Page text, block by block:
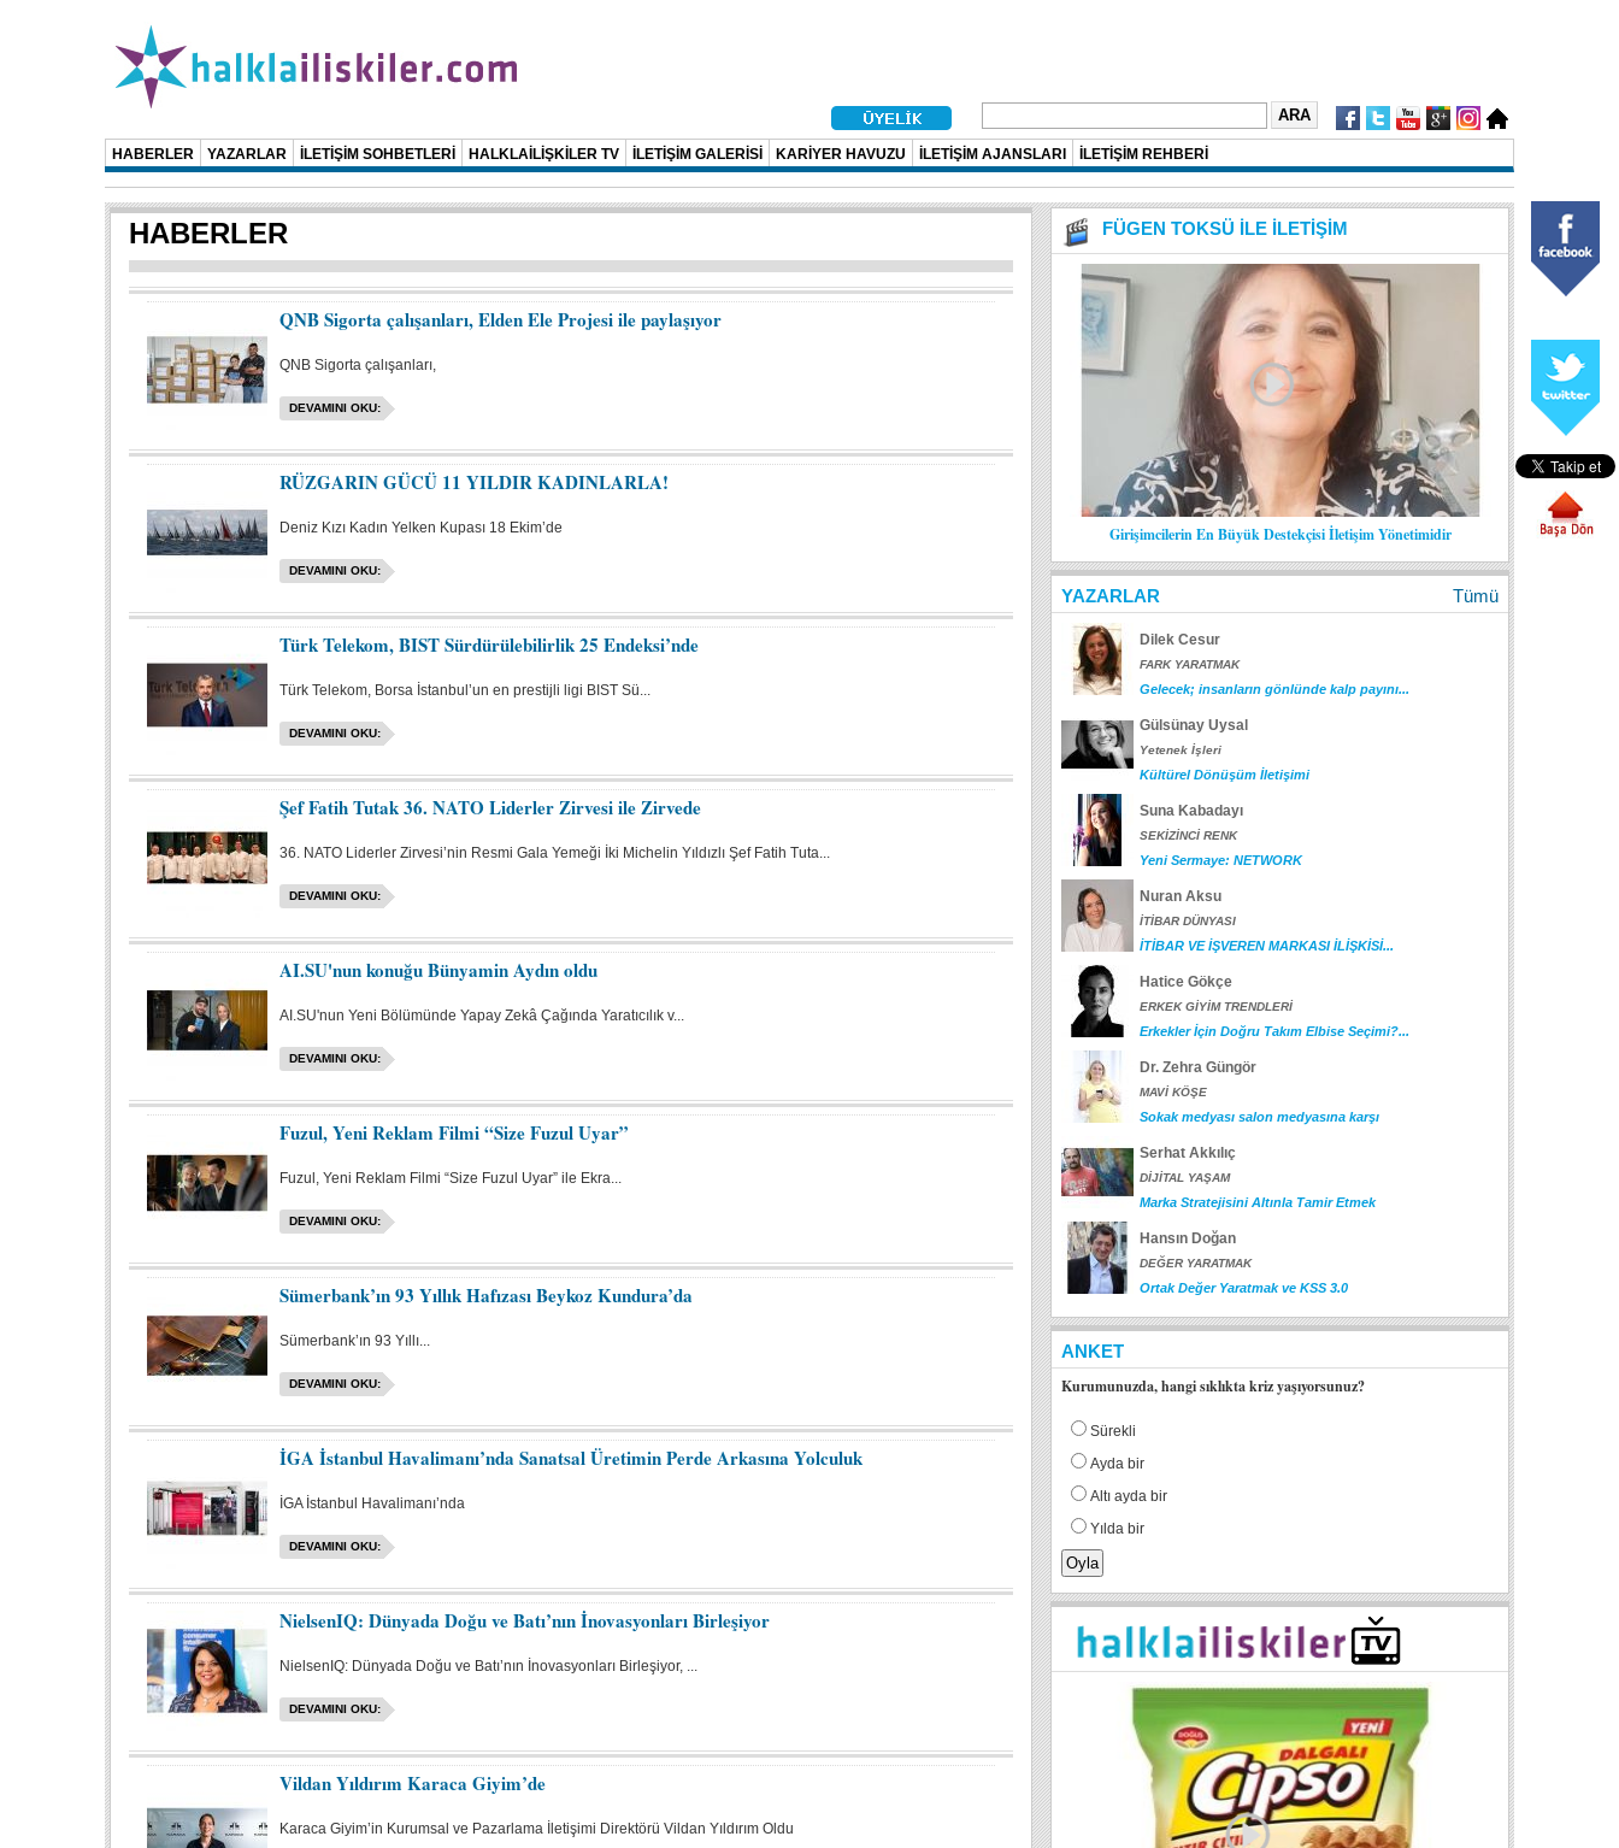
HABERLER YAZARLAR İLETİŞİM SOHBETLERİ HALKLAİLİŞKİLER TV İLETİŞİM GALERİSİ KARİYER HAVUZU İLETİŞİM AJANSLARI İLETİŞİM REHBERİ
HABERLER
QNB Sigorta çalışanları, Elden Ele Projesi ile paylaşıyor
QNB Sigorta çalışanları,
DEVAMINI OKU:
RÜZGARIN GÜCÜ 11 YILDIR KADINLARLA!
Deniz Kızı Kadın Yelken Kupası 18 Ekim’de
DEVAMINI OKU:
Türk Telekom, BIST Sürdürülebilirlik 25 Endeksi’nde
Türk Telekom, Borsa İstanbul’un en prestijli ligi BIST Sü...
DEVAMINI OKU:
Şef Fatih Tutak 36. NATO Liderler Zirvesi ile Zirvede
36. NATO Liderler Zirvesi’nin Resmi Gala Yemeği İki Michelin Yıldızlı Şef Fatih Tuta...
DEVAMINI OKU:
AI.SU'nun konuğu Bünyamin Aydın oldu
AI.SU'nun Yeni Bölümünde Yapay Zekâ Çağında Yaratıcılık v...
DEVAMINI OKU:
Fuzul, Yeni Reklam Filmi “Size Fuzul Uyar”
Fuzul, Yeni Reklam Filmi “Size Fuzul Uyar” ile Ekra...
DEVAMINI OKU:
Sümerbank’ın 93 Yıllık Hafızası Beykoz Kundura’da
Sümerbank’ın 93 Yıllı...
DEVAMINI OKU:
İGA İstanbul Havalimanı’nda Sanatsal Üretimin Perde Arkasına Yolculuk
İGA İstanbul Havalimanı’nda
DEVAMINI OKU:
NielsenIQ: Dünyada Doğu ve Batı’nın İnovasyonları Birleşiyor
NielsenIQ: Dünyada Doğu ve Batı’nın İnovasyonları Birleşiyor, ...
DEVAMINI OKU:
Vildan Yıldırım Karaca Giyim’de
Karaca Giyim’in Kurumsal ve Pazarlama İletişimi Direktörü Vildan Yıldırım Oldu
FÜGEN TOKSÜ İLE İLETİŞİM
Girişimcilerin En Büyük Destekçisi İletişim Yönetimidir
YAZARLAR Tümü
Dilek Cesur
FARK YARATMAK
Gelecek; insanların gönlünde kalp payını...
Gülsünay Uysal
Yetenek İşleri
Kültürel Dönüşüm İletişimi
Suna Kabadayı
SEKİZİNCİ RENK
Yeni Sermaye: NETWORK
Nuran Aksu
İTİBAR DÜNYASI
İTİBAR VE İŞVEREN MARKASI İLİŞKİSİ...
Hatice Gökçe
ERKEK GİYİM TRENDLERİ
Erkekler İçin Doğru Takım Elbise Seçimi?...
Dr. Zehra Güngör
MAVİ KÖŞE
Sokak medyası salon medyasına karşı
Serhat Akkılıç
DİJİTAL YAŞAM
Marka Stratejisini Altınla Tamir Etmek
Hansın Doğan
DEĞER YARATMAK
Ortak Değer Yaratmak ve KSS 3.0
ANKET
Kurumunuzda, hangi sıklıkta kriz yaşıyorsunuz?
Sürekli
Ayda bir
Altı ayda bir
Yılda bir